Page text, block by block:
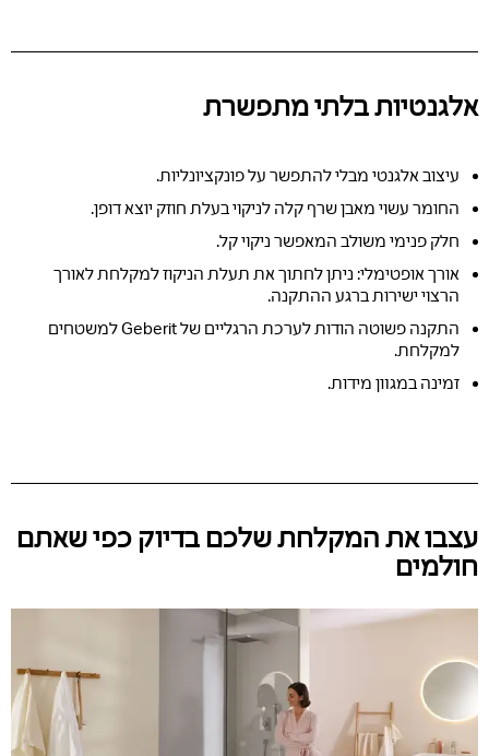
אלגנטיות בלתי מתפשרת
עיצוב אלגנטי מבלי להתפשר על פונקציונליות.
החומר עשוי מאבן שרף קלה לניקוי בעלת חוזק יוצא דופן.
חלק פנימי משולב המאפשר ניקוי קל.
אורך אופטימלי: ניתן לחתוך את תעלת הניקוז למקלחת לאורך
הרצוי ישירות ברגע ההתקנה.
התקנה פשוטה הודות לערכת הרגליים של Geberit למשטחים
למקלחת.
זמינה במגוון מידות.
עצבו את המקלחת שלכם בדיוק כפי שאתם
חולמים